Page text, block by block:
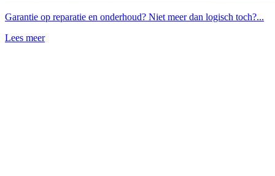
Garantie op reparatie en onderhoud? Niet meer dan logisch toch?...
Lees meer